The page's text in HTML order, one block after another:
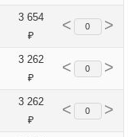
3 654
₽
< >
3 262
₽
< >
3 262
₽
< >